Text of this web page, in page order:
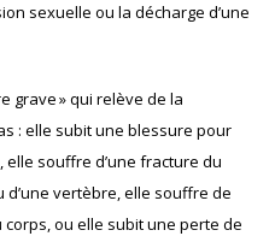
sexuelle ou la décharge d’une
grave » qui relève de la
: elle subit une blessure pour
elle souffre d’une fracture du
d’une vertèbre, elle souffre de
ou elle subit une perte de